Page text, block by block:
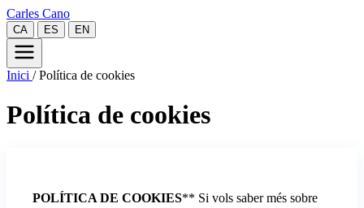
Carles Cano
CA ES EN
Inici / Política de cookies
Política de cookies
POLÍTICA DE COOKIES** Si vols saber més sobre